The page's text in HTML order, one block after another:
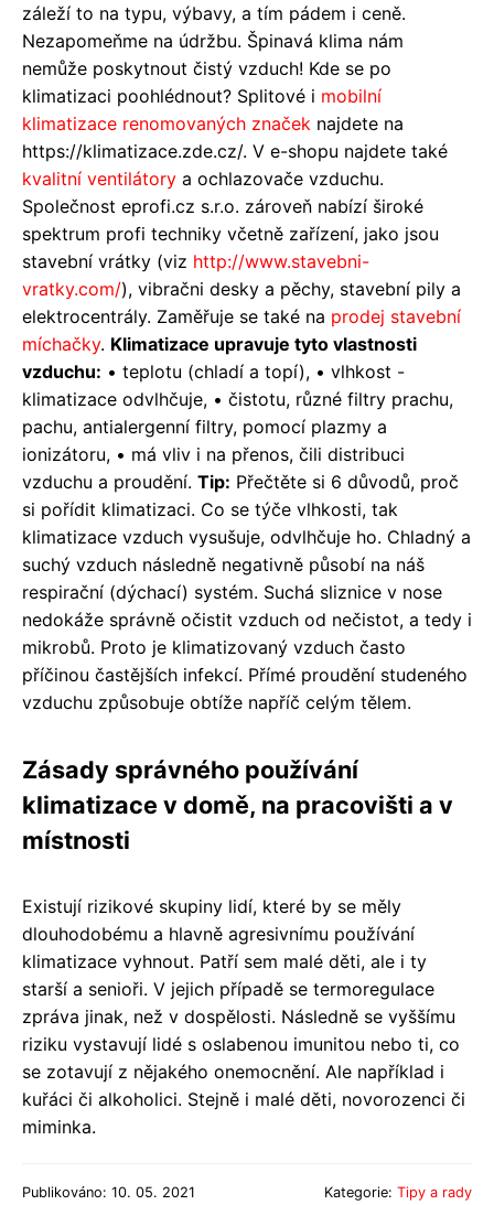
záleží to na typu, výbavy, a tím pádem i ceně.
Nezapomeňme na údržbu. Špinavá klima nám
nemůže poskytnout čistý vzduch! Kde se po
klimatizaci poohlédnout? Splitové i mobilní
klimatizace renomovaných značek najdete na
https://klimatizace.zde.cz/. V e-shopu najdete také
kvalitní ventilátory a ochlazovače vzduchu.
Společnost eprofi.cz s.r.o. zároveň nabízí široké
spektrum profi techniky včetně zařízení, jako jsou
stavební vrátky (viz http://www.stavebni-
vratky.com/), vibračni desky a pěchy, stavební pily a
elektrocentrály. Zaměřuje se také na prodej stavební
míchačky. Klimatizace upravuje tyto vlastnosti
vzduchu: • teplotu (chladí a topí), • vlhkost -
klimatizace odvlhčuje, • čistotu, různé filtry prachu,
pachu, antialergenní filtry, pomocí plazmy a
ionizátoru, • má vliv i na přenos, čili distribuci
vzduchu a proudění. Tip: Přečtěte si 6 důvodů, proč
si pořídit klimatizaci. Co se týče vlhkosti, tak
klimatizace vzduch vysušuje, odvlhčuje ho. Chladný a
suchý vzduch následně negativně působí na náš
respirační (dýchací) systém. Suchá sliznice v nose
nedokáže správně očistit vzduch od nečistot, a tedy i
mikrobů. Proto je klimatizovaný vzduch často
příčinou častějších infekcí. Přímé proudění studeného
vzduchu způsobuje obtíže napříč celým tělem.
Zásady správného používání
klimatizace v domě, na pracovišti a v
místnosti
Existují rizikové skupiny lidí, které by se měly
dlouhodobému a hlavně agresivnímu používání
klimatizace vyhnout. Patří sem malé děti, ale i ty
starší a senioři. V jejich případě se termoregulace
zpráva jinak, než v dospělosti. Následně se vyššímu
riziku vystavují lidé s oslabenou imunitou nebo ti, co
se zotavují z nějakého onemocnění. Ale například i
kuřáci či alkoholici. Stejně i malé děti, novorozenci či
miminka.
Publikováno: 10. 05. 2021 Kategorie: Tipy a rady